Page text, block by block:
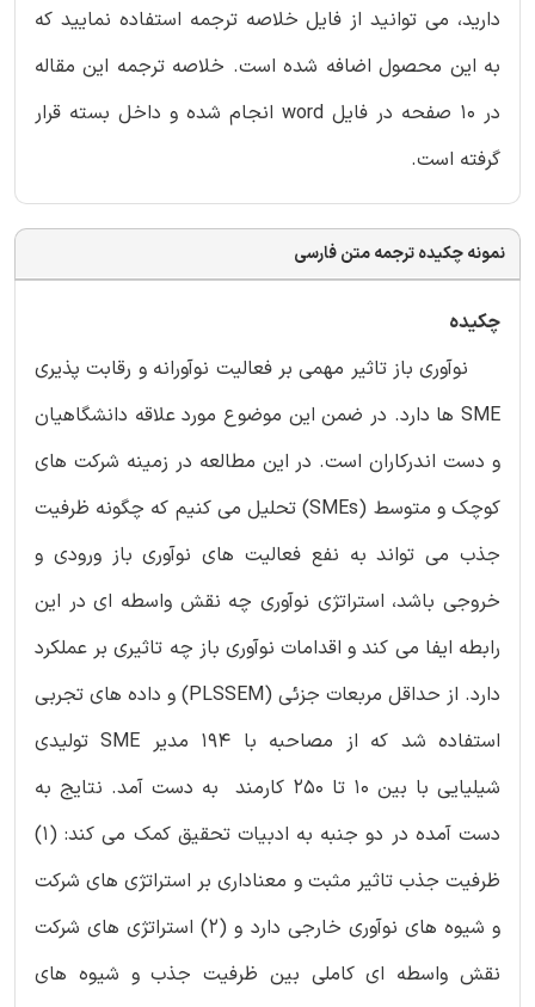
دارید، می توانید از فایل خلاصه ترجمه استفاده نمایید که
به این محصول اضافه شده است. خلاصه ترجمه این مقاله
در 10 صفحه در فایل word انجام شده و داخل بسته قرار
گرفته است.
نمونه چکیده ترجمه متن فارسی
چکیده
نوآوری باز تاثیر مهمی بر فعالیت نوآورانه و رقابت پذیری
SME ها دارد. در ضمن این موضوع مورد علاقه دانشگاهیان
و دست اندرکاران است. در این مطالعه در زمینه شرکت های
کوچک و متوسط (SMEs) تحلیل می کنیم که چگونه ظرفیت
جذب می تواند به نفع فعالیت های نوآوری باز ورودی و
خروجی باشد، استراتژی نوآوری چه نقش واسطه ای در این
رابطه ایفا می کند و اقدامات نوآوری باز چه تاثیری بر عملکرد
دارد. از حداقل مربعات جزئی (‏PLSSEM) و داده های تجربی
استفاده شد که از مصاحبه با ۱۹۴ مدیر SME تولیدی
شیلیایی با بین ۱۰ تا ۲۵۰ کارمند به دست آمد. نتایج به
دست آمده در دو جنبه به ادبیات تحقیق کمک می کند: (‏۱)‏
ظرفیت جذب تاثیر مثبت و معناداری بر استراتژی های شرکت
و شیوه‌ های نوآوری خارجی دارد و (‏۲)‏ استراتژی های شرکت
نقش واسطه ای کاملی بین ظرفیت جذب و شیوه های